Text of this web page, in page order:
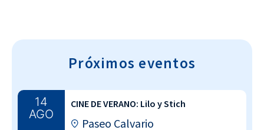
Próximos eventos
14
AGO
CINE DE VERANO: Lilo y Stich
Paseo Calvario